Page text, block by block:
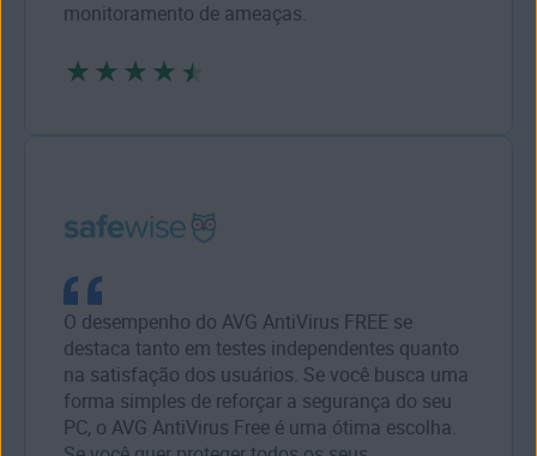
monitoramento de ameaças.
O desempenho do AVG AntiVirus FREE se
destaca tanto em testes independentes quanto
na satisfação dos usuários. Se você busca uma
forma simples de reforçar a segurança do seu
PC, o AVG AntiVirus Free é uma ótima escolha.